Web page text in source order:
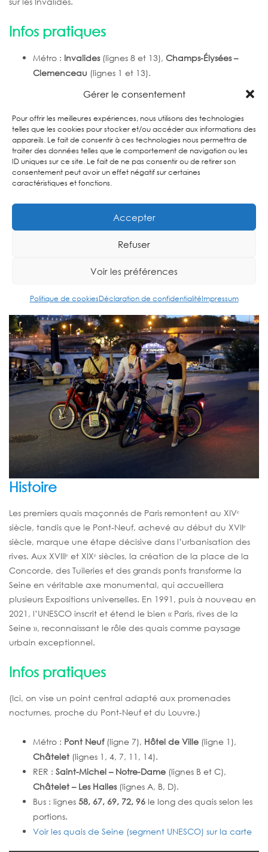
Gérer le consentement
Pour offrir les meilleures expériences, nous utilisons des technologies
telles que les cookies pour stocker et/ou accéder aux informations des
appareils. Le fait de consentir à ces technologies nous permettra de
traiter des données telles que le comportement de navigation ou les
ID uniques sur ce site. Le fait de ne pas consentir ou de retirer son
consentement peut avoir un effet négatif sur certaines
caractéristiques et fonctions.
Accepter
Refuser
Voir les préférences
Politique de cookiesDéclaration de confidentialitéImpressum
Infos pratiques
Métro : Invalides(lignes 8 et 13), Champs-Élysées –
Clemenceau (lignes 1 et 13).
Grand Palais selon les arrêts.
Voir le pont Alexandre III sur la carte
Les quais de Seine
Entre le Pont-Neuf, le Louvre, le pont Alexandre III et la Tour
Eiffel, les quais de Seine classés au patrimoine mondial de
l’UNESCO offrent une promenade nocturne unique.
d’enchaîner vues sur Notre-Dame, le musée d’Orsay, le pont
Histoire
Les premiers quais maçonnés de Paris remontent au XIVᵉ
siècle, tandis que le Pont-Neuf, achevé au début du XVIIᵉ
siècle, marque une étape décisive dans l’urbanisation des
rives. Aux XVIIIᵉ et XIXᵉ siècles, la création de la place de la
Concorde, des Tuileries et des grands ponts transforme la
Seine en véritable axe monumental, qui accueillera
plusieurs Expositions universelles. En 1991, puis à nouveau en
2021, l’UNESCO inscrit et étend le bien « Paris, rives de la
Seine », reconnaissant le rôle des quais comme paysage
urbain exceptionnel.
Infos pratiques
(Ici, on vise un point central adapté aux promenades
nocturnes, proche du Pont-Neuf et du Louvre.)
Métro : Pont Neuf(ligne 7), Hôtel de Ville (ligne 1),
Châtelet (lignes 1, 4, 7, 11, 14).
RER : Saint-Michel – Notre-Dame (lignes B et C),
Châtelet – Les Halles(lignes A, B, D).
Bus : lignes 58, 67, 69, 72, 96 le long des quais selon les
portions.
Voir les quais de Seine (segment UNESCO) sur la carte